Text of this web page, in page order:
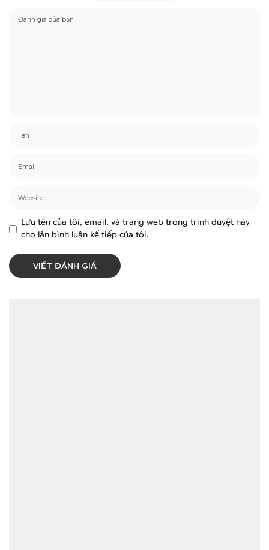
Lưu tên của tôi, email, và trang web trong trình duyệt này
cho lần bình luận kế tiếp của tôi.